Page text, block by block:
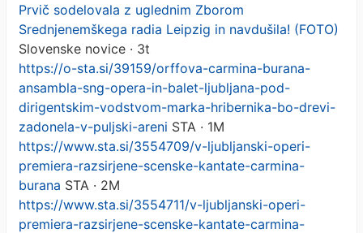
Prvič sodelovala z uglednim Zborom
Srednjenemškega radia Leipzig in navdušila! (FOTO)
Slovenske novice · 3t
https://o-sta.si/39159/orffova-carmina-burana-
ansambla-sng-opera-in-balet-ljubljana-pod-
dirigentskim-vodstvom-marka-hribernika-bo-drevi-
zadonela-v-puljski-areni STA · 1M
https://www.sta.si/3554709/v-ljubljanski-operi-
premiera-razsirjene-scenske-kantate-carmina-
burana STA · 2M
https://www.sta.si/3554711/v-ljubljanski-operi-
premiera-razsirjene-scenske-kantate-carmina-